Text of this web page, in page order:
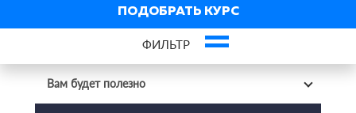
ПОДОБРАТЬ КУРС
ФИЛЬТР
Вам будет полезно